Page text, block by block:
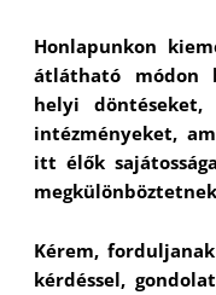
Honlapunkon
átlátható módon
helyi döntéseket,
intézményeket,
itt élők
Kérem,
kérdéssel,